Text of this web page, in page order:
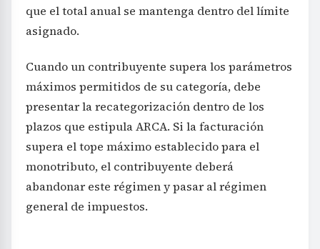
que el total anual se mantenga dentro del límite
asignado.
Cuando un contribuyente supera los parámetros
máximos permitidos de su categoría, debe
presentar la recategorización dentro de los
plazos que estipula ARCA. Si la facturación
supera el tope máximo establecido para el
monotributo, el contribuyente deberá
abandonar este régimen y pasar al régimen
general de impuestos.